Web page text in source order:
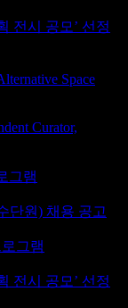
전시 공모’ 선정
Space
Curator,
그램
단원) 채용 공고
그램
전시 공모’ 선정